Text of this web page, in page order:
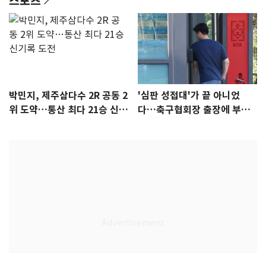
박민지, 제주삼다수 2R 공동 2
위 도약…통산 최다 21승 신기
'심판 성접대'가 끝 아니었
다…축구협회장 출장에 부인